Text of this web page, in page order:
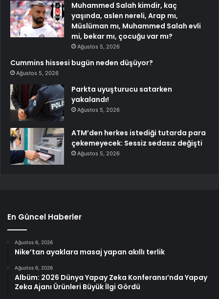
Muhammed Salah kimdir, kaç
yaşında, aslen nereli, Arap mı,
Müslüman mı, Muhammed Salah evli
mi, bekar mı, çocuğu var mı?
Ağustos 5, 2026
Cummins hissesi bugün neden düşüyor?
Ağustos 5, 2026
Parkta uyuşturucu satarken
yakalandı!
Ağustos 5, 2026
ATM’den herkes istediği tutarda para
çekemeyecek: Sessiz sedasız değişti
Ağustos 5, 2026
En Güncel Haberler
Ağustos 6, 2026
Nike’tan ayaklara masaj yapan akıllı terlik
Ağustos 6, 2026
Albüm: 2026 Dünya Yapay Zeka Konferansı’nda Yapay
Zeka Ajanı Ürünleri Büyük İlgi Gördü